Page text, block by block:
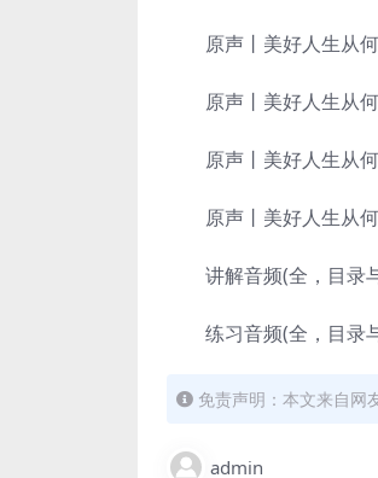
原声丨美好人生从何
原声丨美好人生从何
原声丨美好人生从何
原声丨美好人生从何
讲解音频(全，目录
练习音频(全，目录
免责声明：本文来自网
admin